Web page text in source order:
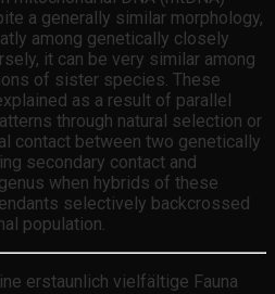
a generally similar morphology,
among genetically closely
it can be very similar among
of sister species. These
as a result of parallel
through natural selection or
contact between two genetically
secondary contact and
when hybrids of these
selectively backcrossed
population.
erstaunlich vielfältige Fauna